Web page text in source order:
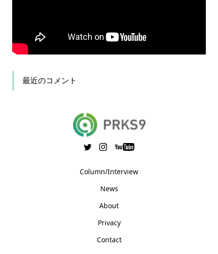
最近のコメント
Column/Interview
News
About
Privacy
Contact